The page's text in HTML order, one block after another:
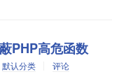
PHP高危函数
默认分类 评论